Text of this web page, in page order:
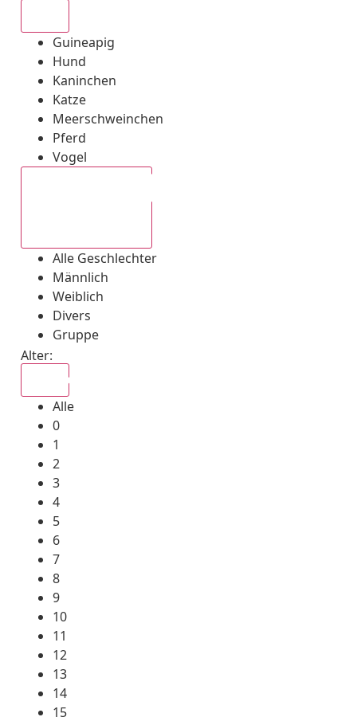
Guineapig
Hund
Kaninchen
Katze
Meerschweinchen
Pferd
Vogel
Alle Geschlechter
Männlich
Weiblich
Divers
Gruppe
Alter:
Alle
0
1
2
3
4
5
6
7
8
9
10
11
12
13
14
15